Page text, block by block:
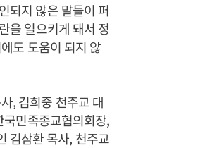
되지 않은 말들이 퍼
을 일으키게 돼서 정
도 도움이 되지 않
, 김희중 천주교 대
민족종교협의회장,
김삼환 목사, 천주교